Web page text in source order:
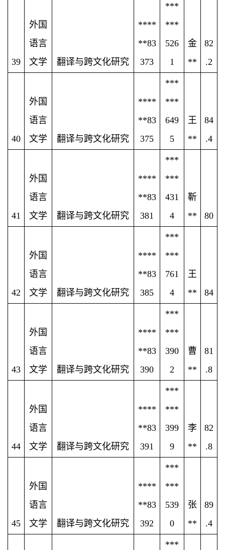
39
外国
语言
文学
翻译与跨文化研究
****
**83
373
***
***
526
1
金
**
82
.2
40
外国
语言
文学
翻译与跨文化研究
****
**83
375
***
***
649
5
王
**
84
.4
41
外国
语言
文学
翻译与跨文化研究
****
**83
381
***
***
431
4
靳
**
80
42
外国
语言
文学
翻译与跨文化研究
****
**83
385
***
***
761
4
王
**
84
43
外国
语言
文学
翻译与跨文化研究
****
**83
390
***
***
390
2
曹
**
81
.8
44
外国
语言
文学
翻译与跨文化研究
****
**83
391
***
***
399
9
李
**
82
.8
45
外国
语言
文学
翻译与跨文化研究
****
**83
392
***
***
539
0
张
**
89
.4
***